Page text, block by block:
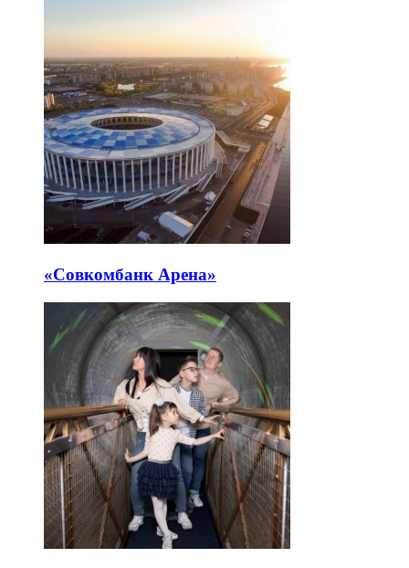
«Совкомбанк Арена⁠»